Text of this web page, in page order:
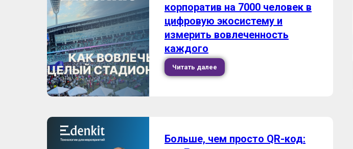
корпоратив на 7000 человек в
цифровую экосистему и
измерить вовлеченность
каждого
Читать далее
Больше, чем просто QR-код: